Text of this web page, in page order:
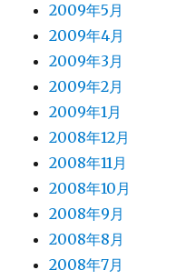
2009年5月
2009年4月
2009年3月
2009年2月
2009年1月
2008年12月
2008年11月
2008年10月
2008年9月
2008年8月
2008年7月